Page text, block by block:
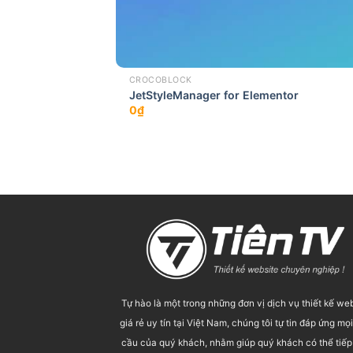
CROCOBLOCK
JetStyleManager for Elementor
0₫
Tự hào là một trong những đơn vị dịch vụ thiết kế
giá rẻ uy tín tại Việt Nam, chúng tôi tự tin đáp ứng
cầu của quý khách, nhằm giúp quý khách có thể